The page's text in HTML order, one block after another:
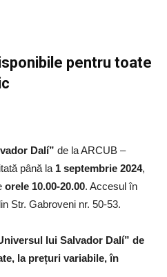
pentru toate
Dalí” de la ARCUB –
până la 1 septembrie 2024,
orele 10.00-20.00. Accesul în
Str. Gabroveni nr. 50-53.
lui Salvador Dalí” de
la prețuri variabile, în